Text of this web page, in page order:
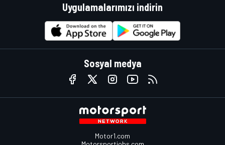
Uygulamalarımızı indirin
Sosyal medya
Motor1.com